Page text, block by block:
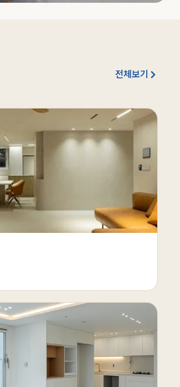
전체보기